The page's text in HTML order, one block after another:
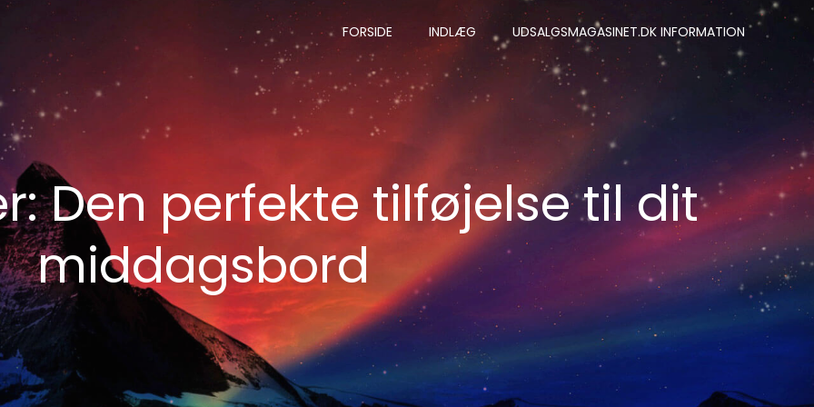
FORSIDE INDLÆG UDSALGSMAGASINET.DK INFORMATION
Den perfekte tilføjelse til dit
middagsbord